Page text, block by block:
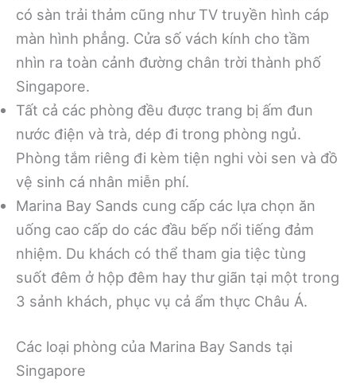
có sàn trải thảm cũng như TV truyền hình cáp
màn hình phẳng. Cửa số vách kính cho tầm
nhìn ra toàn cảnh đường chân trời thành phố
Singapore.
Tất cả các phòng đều được trang bị ấm đun
nước điện và trà, dép đi trong phòng ngủ.
Phòng tắm riêng đi kèm tiện nghi vòi sen và đồ
vệ sinh cá nhân miễn phí.
Marina Bay Sands cung cấp các lựa chọn ăn
uống cao cấp do các đầu bếp nổi tiếng đảm
nhiệm. Du khách có thể tham gia tiệc tùng
suốt đêm ở hộp đêm hay thư giãn tại một trong
3 sảnh khách, phục vụ cả ẩm thực Châu Á.
Các loại phòng của Marina Bay Sands tại
Singapore